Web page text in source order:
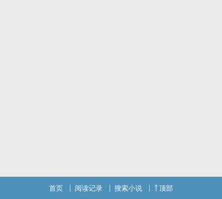
首页 阅读记录 搜索小说 顶部